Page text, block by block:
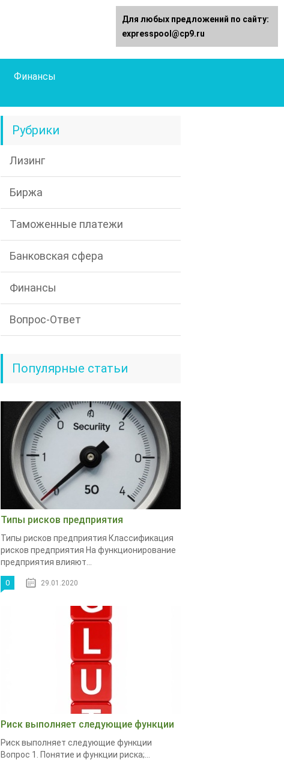
Финансы
Рубрики
Лизинг
Биржа
Таможенные платежи
Банковская сфера
Финансы
Вопрос-Ответ
Популярные статьи
Типы рисков предприятия
Типы рисков предприятия Классификация
рисков предприятия На функционирование
предприятия влияют...
0 29.01.2020
Риск выполняет следующие функции
Риск выполняет следующие функции
Вопрос 1. Понятие и функции риска;...
Для любых предложений по сайту:
expresspool@cp9.ru